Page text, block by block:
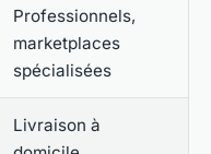
Professionnels,
marketplaces
spécialisées
Livraison à